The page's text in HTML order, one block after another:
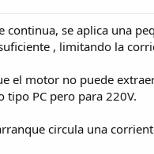
se aplica una
, limitando la
el motor no puede
PC pero para 220V.
circula una